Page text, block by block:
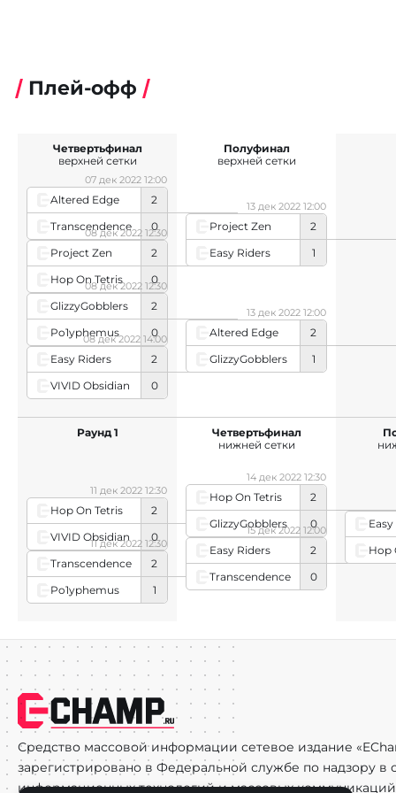
Плей-офф
Altered Edge
2
Transcendence
0
07 дек 2022 12:00
Project Zen
2
Hop On Tetris
0
08 дек 2022 12:30
GlizzyGobblers
2
Po1yphemus
0
08 дек 2022 12:30
Easy Riders
2
VIVID Obsidian
0
08 дек 2022 14:00
Четвертьфинал
верхней сетки
Project Zen
2
Easy Riders
1
13 дек 2022 12:00
Altered Edge
2
GlizzyGobblers
1
13 дек 2022 12:00
Полуфинал
верхней сетки
Hop On Tetris
2
VIVID Obsidian
0
11 дек 2022 12:30
Transcendence
2
Po1yphemus
1
11 дек 2022 12:30
Раунд 1
Hop On Tetris
2
GlizzyGobblers
0
14 дек 2022 12:30
Easy Riders
2
Transcendence
0
15 дек 2022 12:00
Четвертьфинал
нижней сетки
Hop
Средство массовой информации сетевое издание
зарегистрировано в Федеральной службе по надзору в
информационных технологий и массовых коммуникаций